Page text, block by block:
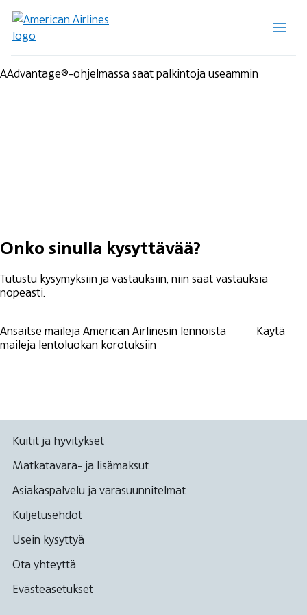
AAdvantage®-ohjelmassa saat palkintoja useammin
Onko sinulla kysyttävää?
Tutustu kysymyksiin ja vastauksiin, niin saat vastauksia
nopeasti.
Ansaitse maileja American Airlinesin lennoista
Käytä
maileja lentoluokan korotuksiin
Kuitit ja hyvitykset
Matkatavara- ja lisämaksut
Asiakaspalvelu ja varasuunnitelmat
Kuljetusehdot
Usein kysyttyä
Ota yhteyttä
Evästeasetukset